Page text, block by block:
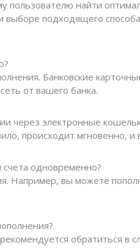
пользователю найти
выборе подходящего
Банковские
от вашего банка.
через электронные
происходит мгновенно,
счета одновременно?
вы можете
обратиться в